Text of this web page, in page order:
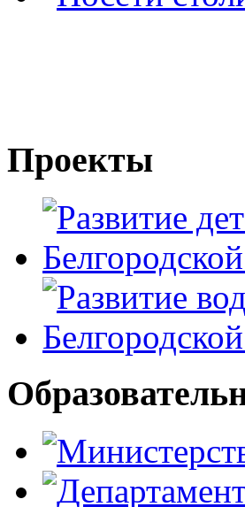
Проекты